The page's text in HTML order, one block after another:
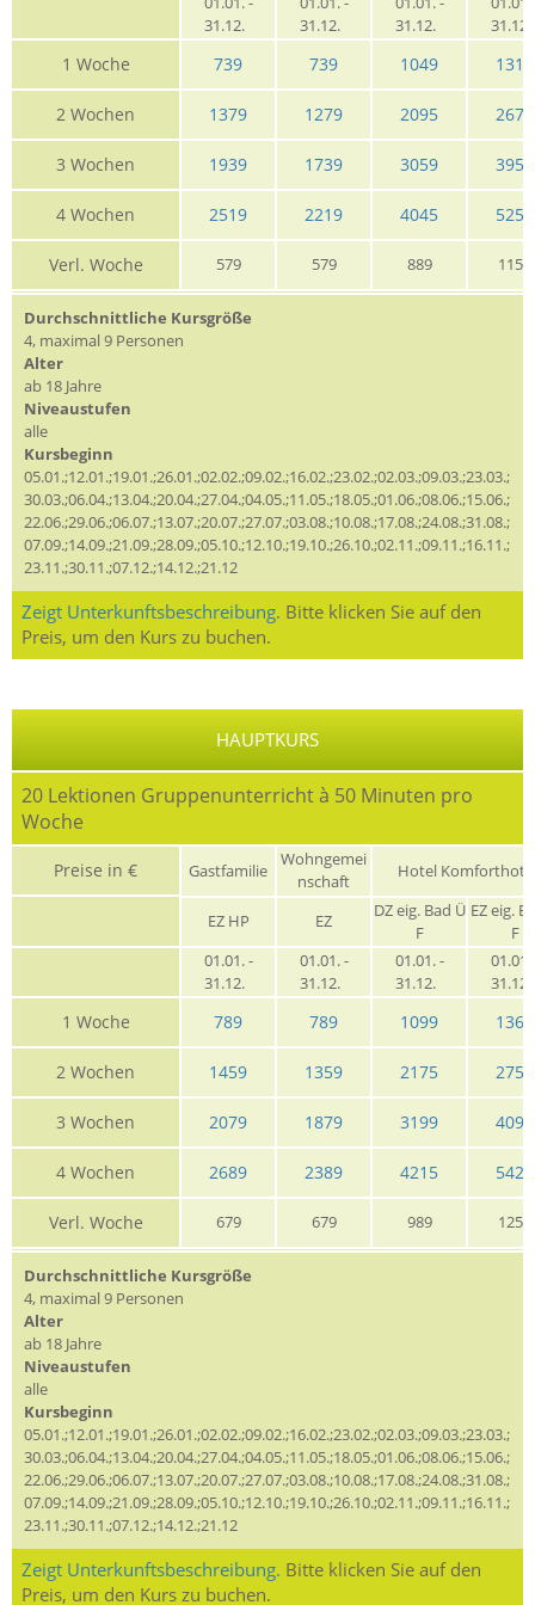
31.12.
31.12.
31.12.
1 Woche 739 739 1049 1319
2 Wochen 1379 1279 2095 2679
3 Wochen 1939 1739 3059 3959
4 Wochen 2519 2219 4045 5259
Verl. Woche 579 579 889 1159
Durchschnittliche Kursgröße
4, maximal 9 Personen
Alter
ab 18 Jahre
Niveaustufen
alle
Kursbeginn
05.01.;12.01.;19.01.;26.01.;02.02.;09.02.;16.02.;23.02.;02.03.;09.03.;23.03.;
30.03.;06.04.;13.04.;20.04.;27.04.;04.05.;11.05.;18.05.;01.06.;08.06.;15.06.;
22.06.;29.06.;06.07.;13.07.;20.07.;27.07.;03.08.;10.08.;17.08.;24.08.;31.08.;
07.09.;14.09.;21.09.;28.09.;05.10.;12.10.;19.10.;26.10.;02.11.;09.11.;16.11.;
23.11.;30.11.;07.12.;14.12.;21.12
Zeigt Unterkunftsbeschreibung. Bitte klicken Sie auf den
Preis, um den Kurs zu buchen.
HAUPTKURS
20 Lektionen Gruppenunterricht à 50 Minuten pro
Woche
Preise in € Gastfamilie
Wohngemei
nschaft
Hotel
EZ HP EZ
DZ eig. Bad Ü
F
EZ eig.
F
01.01. -
31.12.
01.01. -
31.12.
01.01. -
31.12.
01.01.
1 Woche 789 789 1099 1369
2 Wochen 1459 1359 2175 2759
3 Wochen 2079 1879 3199 4099
4 Wochen 2689 2389 4215 5429
Verl. Woche 679 679 989 1259
Durchschnittliche Kursgröße
4, maximal 9 Personen
Alter
ab 18 Jahre
Niveaustufen
alle
Kursbeginn
05.01.;12.01.;19.01.;26.01.;02.02.;09.02.;16.02.;23.02.;02.03.;09.03.;23.03.;
30.03.;06.04.;13.04.;20.04.;27.04.;04.05.;11.05.;18.05.;01.06.;08.06.;15.06.;
22.06.;29.06.;06.07.;13.07.;20.07.;27.07.;03.08.;10.08.;17.08.;24.08.;31.08.;
07.09.;14.09.;21.09.;28.09.;05.10.;12.10.;19.10.;26.10.;02.11.;09.11.;16.11.;
23.11.;30.11.;07.12.;14.12.;21.12
Zeigt Unterkunftsbeschreibung. Bitte klicken Sie auf den
Preis, um den Kurs zu buchen.